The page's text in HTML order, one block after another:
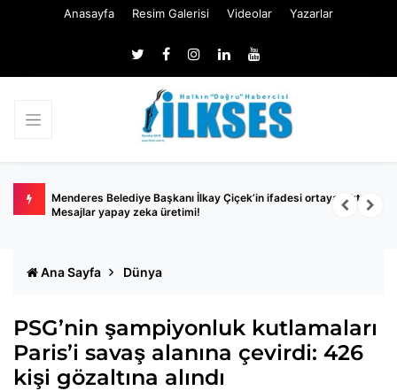
Anasayfa Resim Galerisi Videolar Yazarlar
Menderes Belediye Başkanı İlkay Çiçek’in ifadesi ortaya çıktı:
Mesajlar yapay zeka üretimi!
Ana Sayfa Dünya
PSG’nin şampiyonluk kutlamaları
Paris’i savaş alanına çevirdi: 426
kişi gözaltına alındı